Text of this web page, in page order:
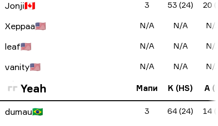
Jonji🇨🇦 3 53 (24) 20
Xeppaa🇺🇸 N/A N/A N/
leaf🇺🇸 N/A N/A N/
vanity🇺🇸 N/A N/A N/
Yeah Мапи K (HS) A
dumau🇧🇷 3 64 (24) 14